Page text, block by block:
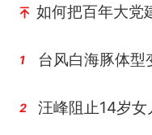
如何把百年大党
1
2 汪峰阻止14岁女